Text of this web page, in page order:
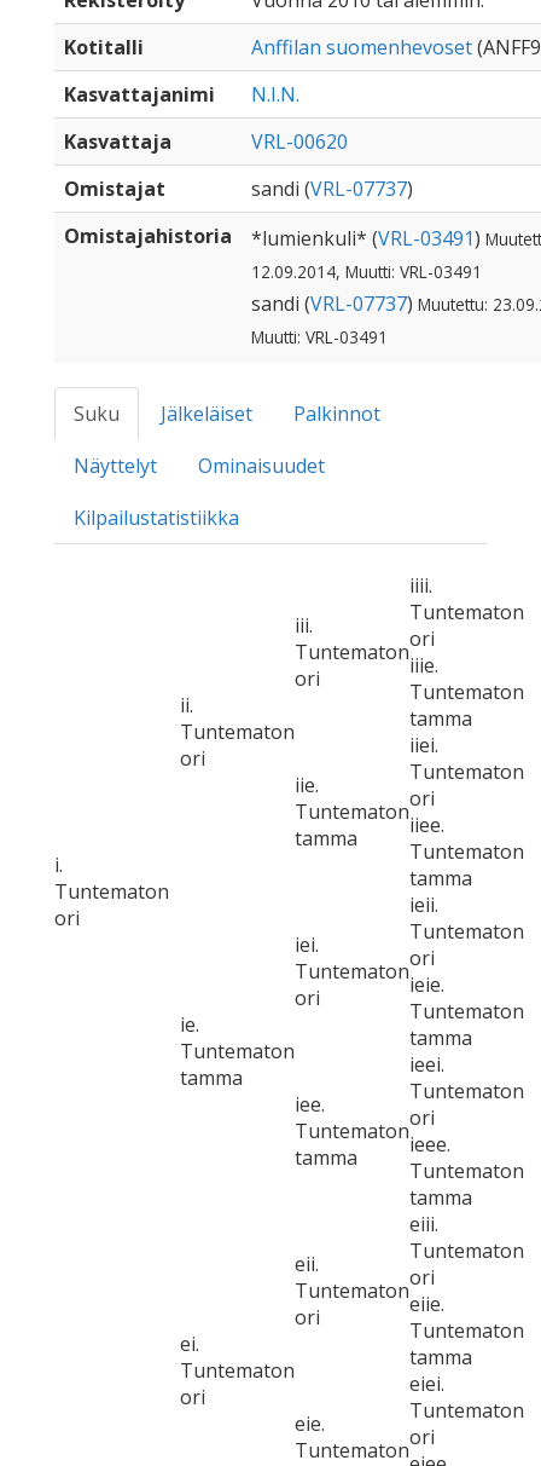
Kotitalli
Anffilan suomenhevoset
Kasvattajanimi
N.I.N.
Kasvattaja
VRL-00620
Omistajat
sandi (VRL-07737)
Omistajahistoria
*lumienkuli* (VRL-03491)
12.09.2014, Muutti: VRL-03491
sandi (VRL-07737) Muutettu:
Muutti: VRL-03491
Suku Jälkeläiset
Palkinnot
Näyttelyt
Ominaisuudet
Kilpailustatistiikka
i.
Tuntematon
ori
ii.
Tuntematon
ori
iii.
Tuntematon
ori
iiii.
Tuntematon
ori
iiie.
Tuntematon
tamma
iie.
Tuntematon
tamma
iiei.
Tuntematon
ori
iiee.
Tuntematon
tamma
ie.
Tuntematon
tamma
iei.
Tuntematon
ori
ieii.
Tuntematon
ori
ieie.
Tuntematon
tamma
iee.
Tuntematon
tamma
ieei.
Tuntematon
ori
ieee.
Tuntematon
tamma
ei.
Tuntematon
ori
eii.
Tuntematon
ori
eiii.
Tuntematon
ori
eiie.
Tuntematon
tamma
eie.
Tuntematon
eiei.
Tuntematon
ori